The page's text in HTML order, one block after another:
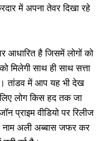
में अपना तेवर दिखा रहे
आधारित है जिसमें लोगों को
साथ ही साथ सत्ता
तांडव में आप यह भी देख
लोग किस हद तक जा
प्राइम वीडियो पर रिलीज
नाम अली अब्बास जफर कर